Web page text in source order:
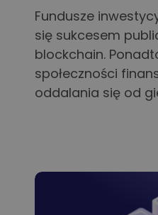
Fundusze
się sukcesem
blockchain.
społeczności
oddalania się od